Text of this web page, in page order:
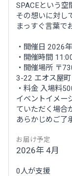
SPACEという空
その想いに対し
まっすぐ言葉で
・開催日 2026
・開催時間
・開催場所 〒
3-22 エオス屋
・料金 入場料
イベントイメー
ていただく場合
あらかじめご了
お届け予定
2026年 4月
0人が支援